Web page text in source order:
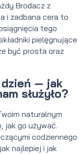
Brodacz z
i zadbana cera to
tego
pielęgnujące
być prosta oraz
dzień — jak
służyło?
naturalnym
jak go używać.
codziennego
najlepiej i jak